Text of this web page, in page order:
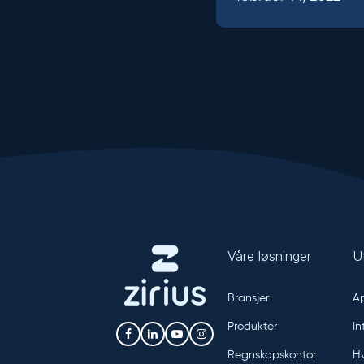
Våre løsninger
Bransjer
Produkter
Regnskapskontor